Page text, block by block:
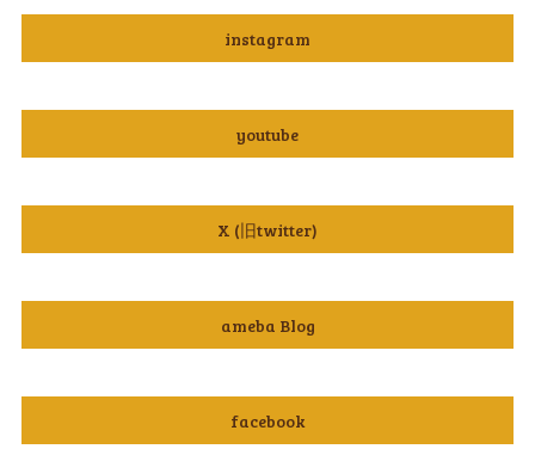
instagram
youtube
X (旧twitter)
ameba Blog
facebook